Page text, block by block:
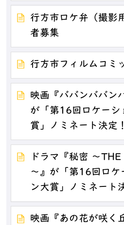
行方市ロケ弁（撮影
者募集
行方市フィルムコミ
映画『ババンババン
が「第16回ロケーシ
賞」ノミネート決定！
ドラマ『秘密 ～THE
～』が「第16回ロケ
ン大賞」ノミネート
映画『あの花が咲く